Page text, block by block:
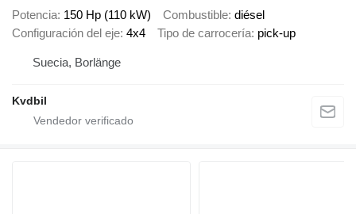
Potencia 150 Hp (110 kW) Combustible diésel
Configuración del eje 4x4 Tipo de carrocería pick-up
Suecia, Borlänge
Kvdbil